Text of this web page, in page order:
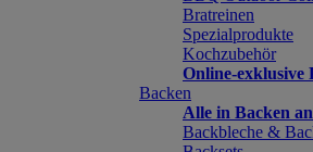
Bratreinen
Spezialprodukte
Kochzubehör
Online-exklusive
Backen
Alle in Backen
Backbleche &